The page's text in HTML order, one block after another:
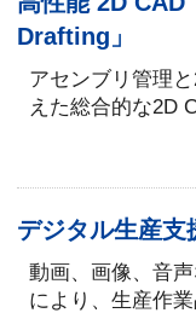
Drafting」
アセンブリ管理
えた総合的な2D
デジタル生産支
動画、画像、音
により、生産作